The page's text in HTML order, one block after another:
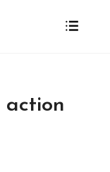
action